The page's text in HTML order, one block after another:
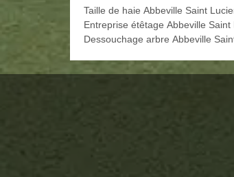
Taille de haie Abbeville Saint
Entreprise étêtage Abbeville Saint
Dessouchage arbre Abbeville